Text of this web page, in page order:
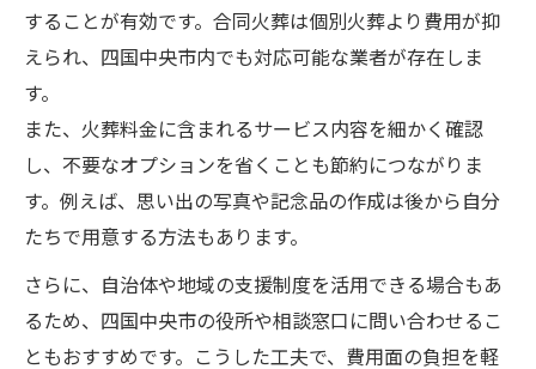
することが有効です。合同火葬は個別火葬より費用が抑
えられ、四国中央市内でも対応可能な業者が存在しま
す。
また、火葬料金に含まれるサービス内容を細かく確認
し、不要なオプションを省くことも節約につながりま
す。例えば、思い出の写真や記念品の作成は後から自分
たちで用意する方法もあります。
さらに、自治体や地域の支援制度を活用できる場合もあ
るため、四国中央市の役所や相談窓口に問い合わせるこ
ともおすすめです。こうした工夫で、費用面の負担を軽